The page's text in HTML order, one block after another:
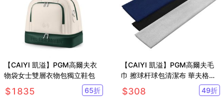
【CAIYI 凱溢】PGM高爾夫衣
物袋女士雙層衣物包獨立鞋包
$1835 65折
【CAIYI 凱溢】PGM高爾夫毛
巾 擦球杆球包清潔布 華夫格吸
水速乾運動巾加大款 2入
$308 49折